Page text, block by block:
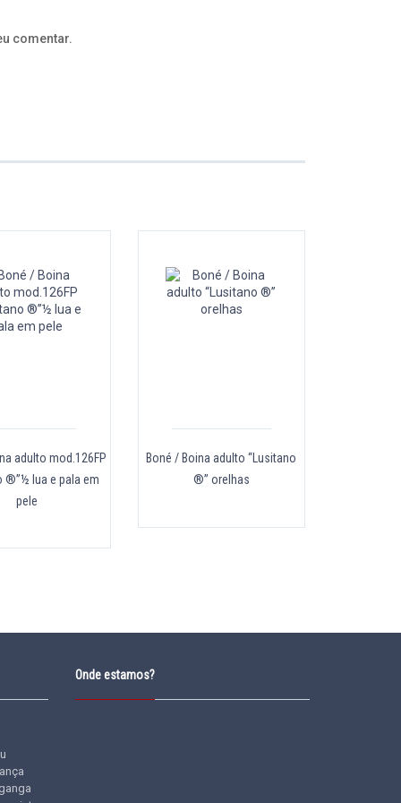
comentar.
adulto mod.126FP
®”½ lua e pala em
pele
Boné / Boina adulto “Lusitano
®” orelhas
ganga
Onde estamos?